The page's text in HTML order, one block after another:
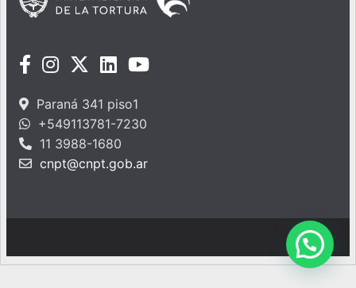
Paraná 341 piso1
+549113781-7230
11 3988-1680
cnpt@cnpt.gob.ar